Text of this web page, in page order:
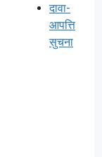
दावा-
आपत्ति
सुचना